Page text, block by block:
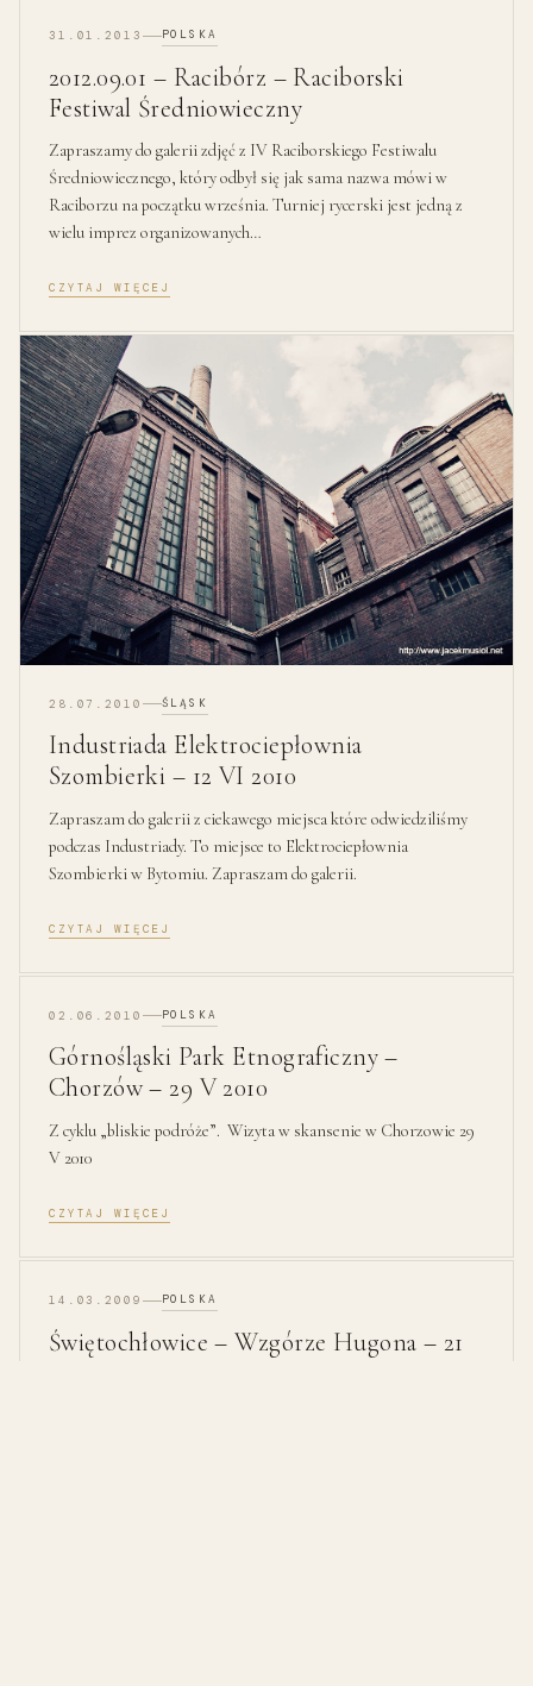
31.01.2013 POLSKA
2012.09.01 – Racibórz – Raciborski
Festiwal Średniowieczny
Zapraszamy do galerii zdjęć z IV Raciborskiego Festiwalu
Średniowiecznego, który odbył się jak sama nazwa mówi w
Raciborzu na początku września. Turniej rycerski jest jedną z
wielu imprez organizowanych…
CZYTAJ WIĘCEJ
28.07.2010 ŚLĄSK
Industriada Elektrociepłownia
Szombierki – 12 VI 2010
Zapraszam do galerii z ciekawego miejsca które odwiedziliśmy
podczas Industriady. To miejsce to Elektrociepłownia
Szombierki w Bytomiu. Zapraszam do galerii.
CZYTAJ WIĘCEJ
02.06.2010 POLSKA
Górnośląski Park Etnograficzny –
Chorzów – 29 V 2010
Z cyklu „bliskie podróże”. Wizyta w skansenie w Chorzowie 29
V 2010
CZYTAJ WIĘCEJ
14.03.2009 POLSKA
Świętochłowice – Wzgórze Hugona – 21